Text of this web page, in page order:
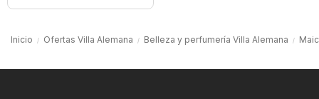
Inicio Ofertas Villa Alemana Belleza y perfumería Villa Alemana